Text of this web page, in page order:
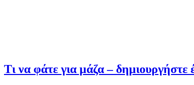
Τι να φάτε για μάζα – δημιουργήστε